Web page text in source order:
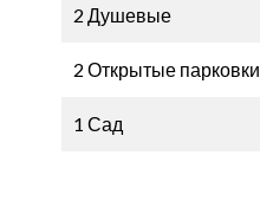
2 Душевые
2 Открытые парковки
1 Сад